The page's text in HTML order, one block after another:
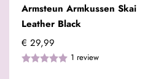
Armsteun Armkussen Skai
Leather Black
€ 29,99
1 review